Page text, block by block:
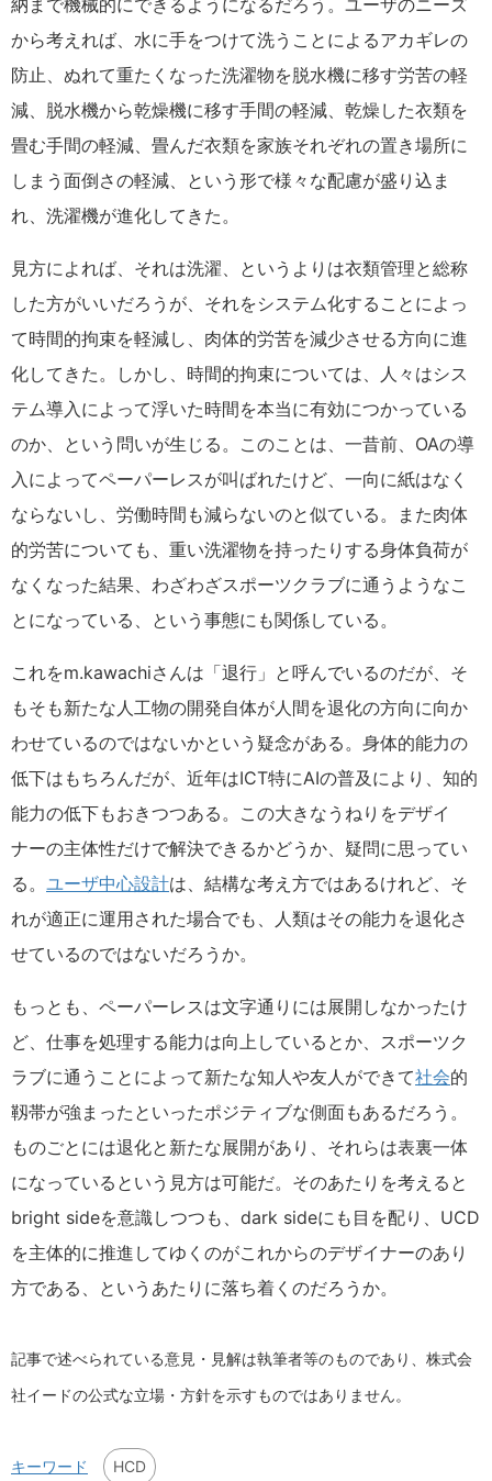
納まで機械的にできるようになるだろう。ユーザのニーズ
から考えれば、水に手をつけて洗うことによるアカギレの
防止、ぬれて重たくなった洗濯物を脱水機に移す労苦の軽
減、脱水機から乾燥機に移す手間の軽減、乾燥した衣類を
畳む手間の軽減、畳んだ衣類を家族それぞれの置き場所に
しまう面倒さの軽減、という形で様々な配慮が盛り込ま
れ、洗濯機が進化してきた。
見方によれば、それは洗濯、というよりは衣類管理と総称
した方がいいだろうが、それをシステム化することによっ
て時間的拘束を軽減し、肉体的労苦を減少させる方向に進
化してきた。しかし、時間的拘束については、人々はシス
テム導入によって浮いた時間を本当に有効につかっている
のか、という問いが生じる。このことは、一昔前、OAの導
入によってペーパーレスが叫ばれたけど、一向に紙はなく
ならないし、労働時間も減らないのと似ている。また肉体
的労苦についても、重い洗濯物を持ったりする身体負荷が
なくなった結果、わざわざスポーツクラブに通うようなこ
とになっている、という事態にも関係している。
これをm.kawachiさんは「退行」と呼んでいるのだが、そ
もそも新たな人工物の開発自体が人間を退化の方向に向か
わせているのではないかという疑念がある。身体的能力の
低下はもちろんだが、近年はICT特にAIの普及により、知的
能力の低下もおきつつある。この大きなうねりをデザイ
ナーの主体性だけで解決できるかどうか、疑問に思ってい
る。 ユーザ中心設計は、結構な考え方ではあるけれど、そ
れが適正に運用された場合でも、人類はその能力を退化さ
せているのではないだろうか。
もっとも、ペーパーレスは文字通りには展開しなかったけ
ど、仕事を処理する能力は向上しているとか、スポーツク
ラブに通うことによって新たな知人や友人ができて社会的
靱帯が強まったといったポジティブな側面もあるだろう。
ものごとには退化と新たな展開があり、それらは表裏一体
になっているという見方は可能だ。そのあたりを考えると
bright sideを意識しつつも、dark sideにも目を配り、UCD
を主体的に推進してゆくのがこれからのデザイナーのあり
方である、というあたりに落ち着くのだろうか。
記事で述べられている意見・見解は執筆者等のものであり、株式会
社イードの公式な立場・方針を示すものではありません。
キーワード HCD